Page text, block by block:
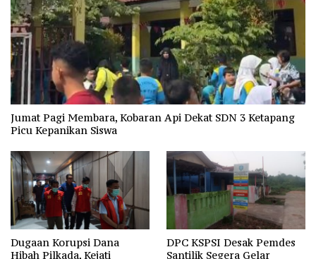
Jumat Pagi Membara, Kobaran Api Dekat SDN 3 Ketapang
Picu Kepanikan Siswa
Dugaan Korupsi Dana
Hibah Pilkada, Kejati
DPC KSPSI Desak Pemdes
Santilik Segera Gelar